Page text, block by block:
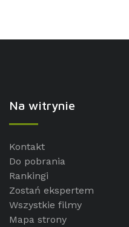
Na witrynie
Kontakt
Do pobrania
Rankingi
Zostań ekspertem
Wszystkie filmy
Mapa strony